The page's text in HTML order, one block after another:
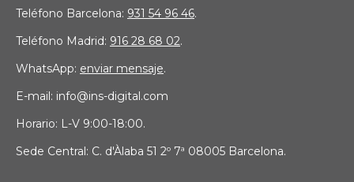
Teléfono Barcelona: 931 54 96 46.
Teléfono Madrid: 916 28 68 02.
WhatsApp: enviar mensaje.
E-mail: info@ins-digital.com
Horario: L-V 9:00-18:00.
Sede Central: C. d'Àlaba 51 2º 7ª 08005 Barcelona.